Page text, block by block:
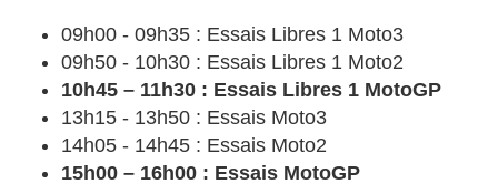
09h00 - 09h35 : Essais Libres 1 Moto3
09h50 - 10h30 : Essais Libres 1 Moto2
10h45 – 11h30 : Essais Libres 1 MotoGP
13h15 - 13h50 : Essais Moto3
14h05 - 14h45 : Essais Moto2
15h00 – 16h00 : Essais MotoGP